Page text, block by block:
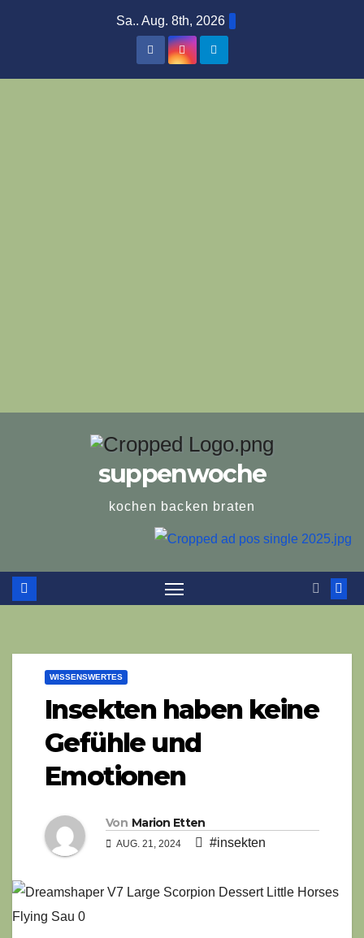
Sa.. Aug. 8th, 2026
suppenwoche
kochen backen braten
WISSENSWERTES
Insekten haben keine
Gefühle und
Emotionen
Von Marion Etten
AUG. 21, 2024 #insekten